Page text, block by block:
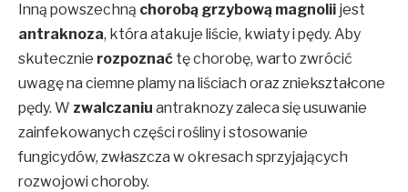
Inną powszechną chorobą grzybową magnolii jest
antraknoza, która atakuje liście, kwiaty i pędy. Aby
skutecznie rozpoznać tę chorobę, warto zwrócić
uwagę na ciemne plamy na liściach oraz zniekształcone
pędy. W zwalczaniu antraknozy zaleca się usuwanie
zainfekowanych części rośliny i stosowanie
fungicydów, zwłaszcza w okresach sprzyjających
rozwojowi choroby.